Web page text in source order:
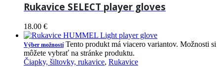
Rukavice SELECT player gloves
18.00 €
Výber možností Tento produkt má viacero variantov. Možnosti si
môžete vybrať na stránke produktu.
Čiapky, šiltovky, rukavice, Rukavice